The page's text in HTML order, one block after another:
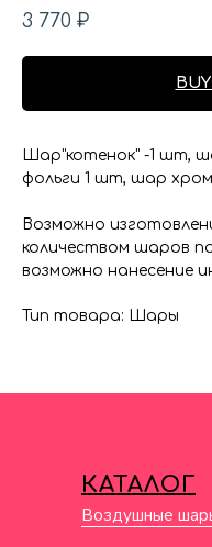
3 770 ₽
Шар"котенок" -1 шт,
фольги 1 шт, шар
Возможно
количеством шаров
возможно нанесение
Тип товара: Шары
КАТАЛОГ
Воздушные